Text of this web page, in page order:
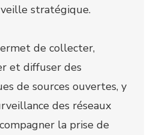
stratégique.
de collecter,
et diffuser des
de sources ouvertes, y
des réseaux
la prise de